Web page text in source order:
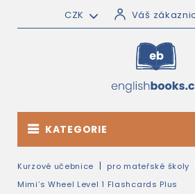
CZK Váš
KATEGORIE
Kurzové učebnice pro mateřské školy
Mimi’s Wheel Level 1 Flashcards Plus